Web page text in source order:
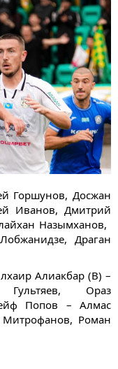
Горшунов, Досжан
Иванов, Дмитрий
Назымханов,
Драган
Алиакбар (В) –
Ораз
Попов – Алмас
Роман